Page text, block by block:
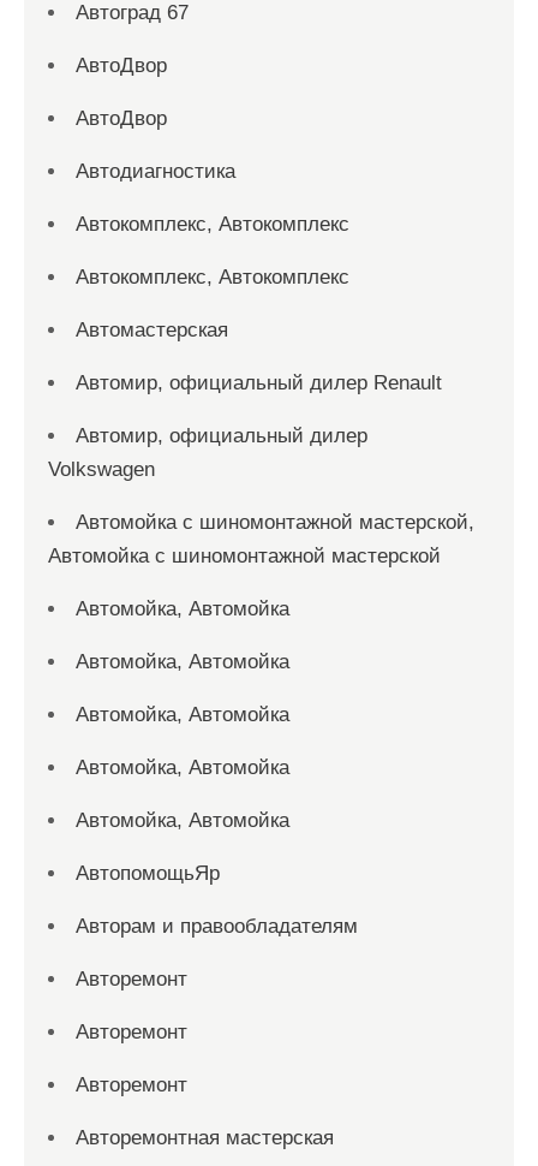
Автоград 67
АвтоДвор
АвтоДвор
Автодиагностика
Автокомплекс, Автокомплекс
Автокомплекс, Автокомплекс
Автомастерская
Автомир, официальный дилер Renault
Автомир, официальный дилер
Volkswagen
Автомойка с шиномонтажной мастерской,
Автомойка с шиномонтажной мастерской
Автомойка, Автомойка
Автомойка, Автомойка
Автомойка, Автомойка
Автомойка, Автомойка
Автомойка, Автомойка
АвтопомощьЯр
Авторам и правообладателям
Авторемонт
Авторемонт
Авторемонт
Авторемонтная мастерская